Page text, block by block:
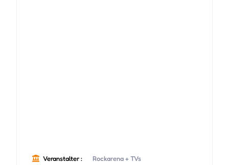
Veranstalter :
Rockarena + TVs